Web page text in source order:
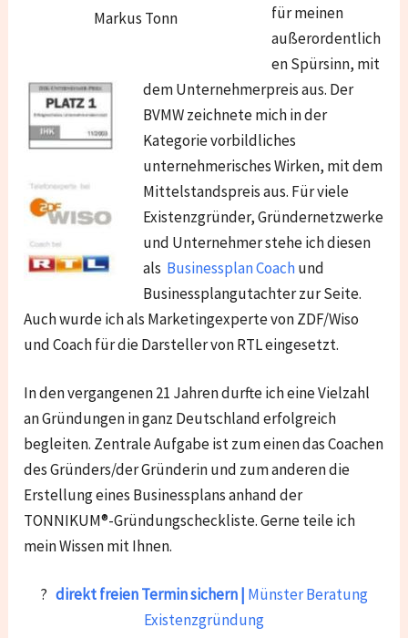
Markus Tonn
für meinen
außerordentlich
en Spürsinn, mit
dem Unternehmerpreis aus. Der
BVMW zeichnete mich in der
Kategorie vorbildliches
unternehmerisches Wirken, mit dem
Mittelstandspreis aus. Für viele
Existenzgründer, Gründernetzwerke
und Unternehmer stehe ich diesen
als Businessplan Coachund
Businessplangutachter zur Seite.
Auch wurde ich als Marketingexperte von ZDF/Wiso
und Coach für die Darsteller von RTL eingesetzt.
In den vergangenen 21 Jahren durfte ich eine Vielzahl
an Gründungen in ganz Deutschland erfolgreich
begleiten. Zentrale Aufgabe ist zum einen das Coachen
des Gründers/der Gründerin und zum anderen die
Erstellung eines Businessplans anhand der
TONNIKUM®-Gründungscheckliste. Gerne teile ich
mein Wissen mit Ihnen.
? direkt freien Termin sichern | Münster Beratung
Existenzgründung